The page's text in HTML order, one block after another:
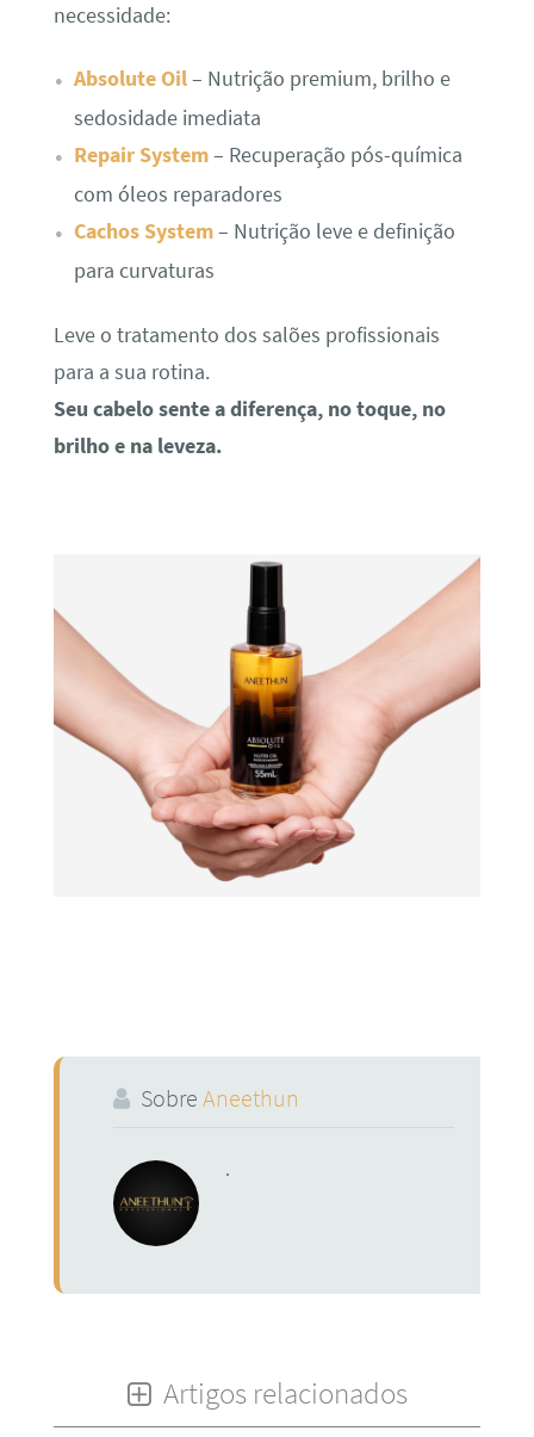
necessidade:
Absolute Oil– Nutrição premium, brilho e
sedosidade imediata
Repair System– Recuperação pós-química
com óleos reparadores
Cachos System– Nutrição leve e definição
para curvaturas
Leve o tratamento dos salões profissionais
para a sua rotina.
Seu cabelo sente a diferença, no toque, no
brilho e na leveza.
Sobre Aneethun
.
Artigos relacionados